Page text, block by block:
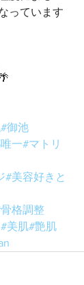
っています
#御池
一#マトリ
#美容好きと
格調整
#美肌#艶肌